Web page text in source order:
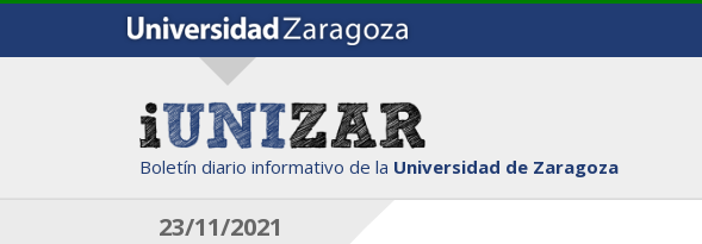
Boletín diario informativo de la Universidad de Zaragoza
23/11/2021